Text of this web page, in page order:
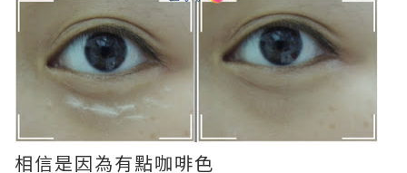
相信是因為有點咖啡色